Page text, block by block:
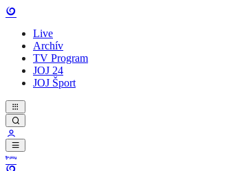
Live
Archív
TV Program
JOJ 24
JOJ Šport